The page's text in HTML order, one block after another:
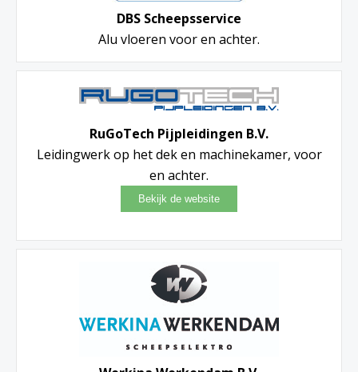
DBS Scheepsservice
Alu vloeren voor en achter.
RuGoTech Pijpleidingen B.V.
Leidingwerk op het dek en machinekamer, voor
en achter.